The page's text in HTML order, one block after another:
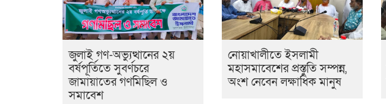
জুলাই গণ-অভ্যুত্থানের ২য়
বর্ষপূর্তিতে সুবর্ণচরে
জামায়াতের গণমিছিল ও
সমাবেশ
নোয়াখালীতে ইসলামী
মহাসমাবেশের প্রস্তুতি সম্পন্ন,
অংশ নেবেন লক্ষাধিক মানুষ